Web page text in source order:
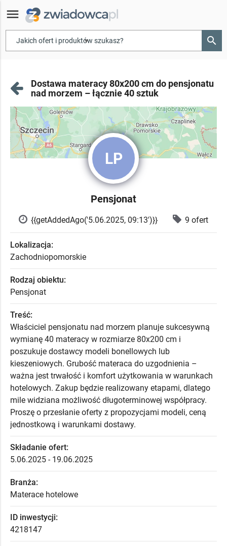
menu
▾ search
Dostawa materacy 80x200 cm do pensjonatu
nad morzem – łącznie 40 sztuk
LP
Pensjonat
{{getAddedAgo('5.06.2025, 09:13')}} 9 ofert
Lokalizacja:
Zachodniopomorskie
Rodzaj obiektu:
Pensjonat
Treść:
Właściciel pensjonatu nad morzem planuje sukcesywną
wymianę 40 materacy w rozmiarze 80x200 cm i
poszukuje dostawcy modeli bonellowych lub
kieszeniowych. Grubość materaca do uzgodnienia –
ważna jest trwałość i komfort użytkowania w warunkach
hotelowych. Zakup będzie realizowany etapami, dlatego
mile widziana możliwość długoterminowej współpracy.
Proszę o przesłanie oferty z propozycjami modeli, ceną
jednostkową i warunkami dostawy.
Składanie ofert:
5.06.2025 - 19.06.2025
Branża:
Materace hotelowe
ID inwestycji:
4218147